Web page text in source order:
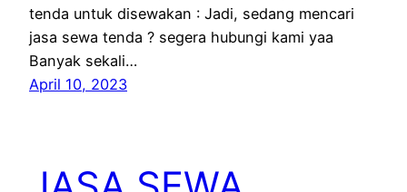
tenda untuk disewakan : Jadi, sedang mencari
jasa sewa tenda ? segera hubungi kami yaa
Banyak sekali…
April 10, 2023